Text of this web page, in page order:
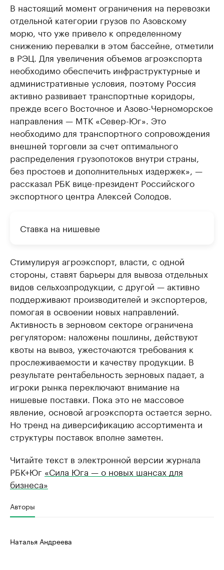
В настоящий момент ограничения на перевозки
отдельной категории грузов по Азовскому
морю, что уже привело к определенному
снижению перевалки в этом бассейне, отметили
в РЭЦ. Для увеличения объемов агроэкспорта
необходимо обеспечить инфраструктурные и
административные условия, поэтому Россия
активно развивает транспортные коридоры,
прежде всего Восточное и Азово-Черноморское
направления — МТК «Север-Юг». Это
необходимо для транспортного сопровождения
внешней торговли за счет оптимального
распределения грузопотоков внутри страны,
без простоев и дополнительных издержек», —
рассказал РБК вице-президент Российского
экспортного центра Алексей Солодов.
Ставка на нишевые
Стимулируя агроэкспорт, власти, с одной
стороны, ставят барьеры для вывоза отдельных
видов сельхозпродукции, с другой — активно
поддерживают производителей и экспортеров,
помогая в освоении новых направлений.
Активность в зерновом секторе ограничена
регулятором: наложены пошлины, действуют
квоты на вывоз, ужесточаются требования к
прослеживаемости и качеству продукции. В
результате рентабельность зерновых падает, а
игроки рынка переключают внимание на
нишевые поставки. Пока это не массовое
явление, основой агроэкспорта остается зерно.
Но тренд на диверсификацию ассортимента и
структуры поставок вполне заметен.
Читайте текст в электронной версии журнала
РБК+Юг «Сила Юга — о новых шансах для
бизнеса»
Авторы
Наталья Андреева